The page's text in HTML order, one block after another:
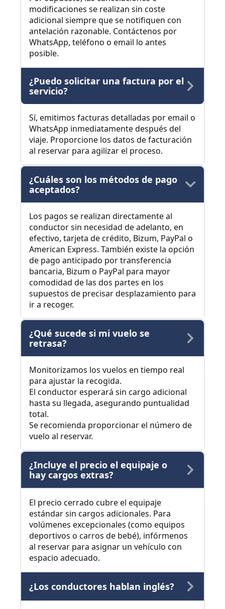
modificaciones se realizan sin coste
adicional siempre que se notifiquen con
antelación razonable. Contáctenos por
WhatsApp, teléfono o email lo antes
posible.
¿Puedo solicitar una factura por el
servicio?
Sí, emitimos facturas detalladas por email o
WhatsApp inmediatamente después del
viaje. Proporcione los datos de facturación
al reservar para agilizar el proceso.
¿Cuáles son los métodos de pago
aceptados?
Los pagos se realizan directamente al
conductor sin necesidad de adelanto, en
efectivo, tarjeta de crédito, Bizum, PayPal o
American Express. También existe la opción
de pago anticipado por transferencia
bancaria, Bizum o PayPal para mayor
comodidad de las dos partes en los
supuestos de precisar desplazamiento para
ir a recoger.
¿Qué sucede si mi vuelo se
retrasa?
Monitorizamos los vuelos en tiempo real
para ajustar la recogida.
El conductor esperará sin cargo adicional
hasta su llegada, asegurando puntualidad
total.
Se recomienda proporcionar el número de
vuelo al reservar.
¿Incluye el precio el equipaje o
hay cargos extras?
El precio cerrado cubre el equipaje
estándar sin cargos adicionales. Para
volúmenes excepcionales (como equipos
deportivos o carros de bebé), infórmenos
al reservar para asignar un vehículo con
espacio adecuado.
¿Los conductores hablan inglés?